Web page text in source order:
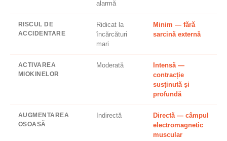
alarmă
RISCUL DE
ACCIDENTARE
Ridicat la
încărcături
mari
Minim — fără
sarcină externă
ACTIVAREA
MIOKINELOR
Moderată
Intensă —
contracție
susținută și
profundă
AUGMENTAREA
OSOASĂ
Indirectă
Directă — câmpul
electromagnetic
muscular